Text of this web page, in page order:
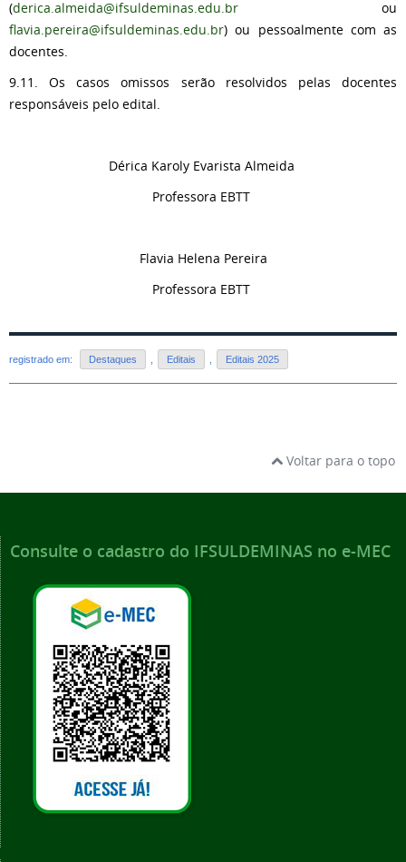
(derica.almeida@ifsuldeminas.edu.br ou
flavia.pereira@ifsuldeminas.edu.br) ou pessoalmente com as
docentes.
9.11. Os casos omissos serão resolvidos pelas docentes
responsáveis pelo edital.
Dérica Karoly Evarista Almeida
Professora EBTT
Flavia Helena Pereira
Professora EBTT
registrado em: Destaques Editais Editais 2025
Voltar para o topo
Consulte o cadastro do IFSULDEMINAS no e-MEC